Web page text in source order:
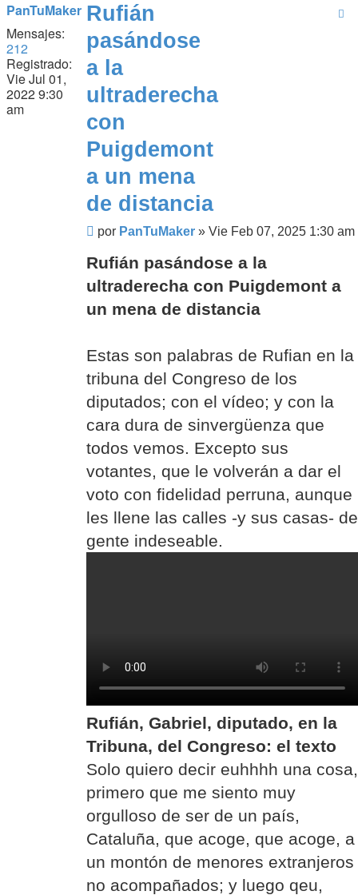
PanTuMaker
Mensajes:
212
Registrado:
Vie Jul 01,
2022 9:30
am
Rufián
pasándose
a la
ultraderecha
con
Puigdemont
a un mena
de distancia
Mensaje
por PanTuMaker» Vie Feb 07, 2025 1:30 am
Rufián pasándose a la
ultraderecha con Puigdemont a
un mena de distancia
Estas son palabras de Rufian en la
tribuna del Congreso de los
diputados; con el vídeo; y con la
cara dura de sinvergüenza que
todos vemos. Excepto sus
votantes, que le volverán a dar el
voto con fidelidad perruna, aunque
les llene las calles -y sus casas- de
gente indeseable.
Rufián, Gabriel, diputado, en la
Tribuna, del Congreso: el texto
Solo quiero decir euhhhh una cosa,
primero que me siento muy
orgulloso de ser de un país,
Cataluña, que acoge, que acoge, a
un montón de menores extranjeros
no acompañados; y luego qeu,